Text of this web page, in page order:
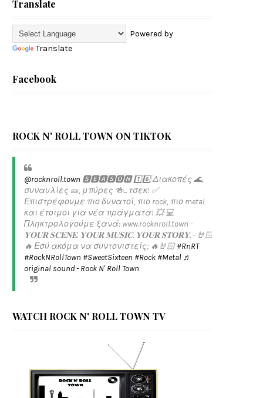
Translate
Powered by
Translate
Facebook
ROCK N' ROLL TOWN ON TIKTOK
@rocknroll.town 🆂🅴🅰🆂🅾🅽 1️⃣6️⃣ Διακοπές 🌊,
συναυλίες 🎫, μπύρες 🍻... τσεκ! ✅️
Επιστρέφουμε πιο δυνατοί, πιο rock, πιο metal
και έτοιμοι για νέα πράγματα! 💥 💻
Πληκτρολογούμε ξανά: www.rocknroll.town -
𝐘𝐎𝐔𝐑 𝐒𝐂𝐄𝐍𝐄. 𝐘𝐎𝐔𝐑 𝐌𝐔𝐒𝐈𝐂. 𝐘𝐎𝐔𝐑 𝐒𝐓𝐎𝐑𝐘. - 🤘🏻
🔥 Εσύ ακόμα να συντονιστείς; 🔥🤘🏻#RnRT
#RockNRollTown #SweetSixteen #Rock #Metal ♬
original sound - Rock N' Roll Town
WATCH ROCK N' ROLL TOWN TV